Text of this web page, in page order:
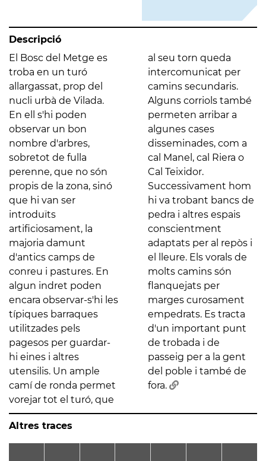
Descripció
El Bosc del Metge es
troba en un turó
allargassat, prop del
nucli urbà de Vilada.
En ell s'hi poden
observar un bon
nombre d'arbres,
sobretot de fulla
perenne, que no són
propis de la zona, sinó
que hi van ser
introduïts
artificiosament, la
majoria damunt
d'antics camps de
conreu i pastures. En
algun indret poden
encara observar-s'hi les
típiques barraques
utilitzades pels
pagesos per guardar-
hi eines i altres
utensilis. Un ample
camí de ronda permet
vorejar tot el turó, que
al seu torn queda
intercomunicat per
camins secundaris.
Alguns corriols també
permeten arribar a
algunes cases
disseminades, com a
cal Manel, cal Riera o
Cal Teixidor.
Successivament hom
hi va trobant bancs de
pedra i altres espais
conscientment
adaptats per al repòs i
el lleure. Els vorals de
molts camins són
flanquejats per
marges curosament
empedrats. Es tracta
d'un important punt
de trobada i de
passeig per a la gent
del poble i també de
fora.
Altres traces